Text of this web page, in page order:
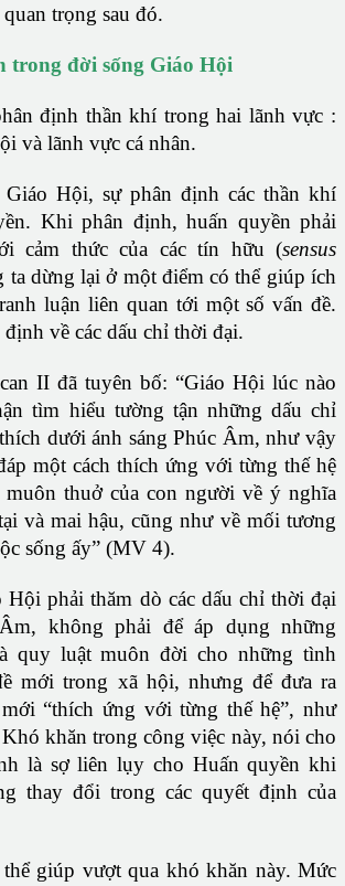
trọng sau đó.
trong đời sống Giáo Hội
định thần khí trong hai lãnh vực :
và lãnh vực cá nhân.
Hội, sự phân định các thần khí
Khi phân định, huấn quyền phải
cảm thức của các tín hữu (sensus
ta dừng lại ở một điểm có thể giúp ích
luận liên quan tới một số vấn đề.
về các dấu chỉ thời đại.
II đã tuyên bố: “Giáo Hội lúc nào
tìm hiểu tường tận những dấu chỉ
dưới ánh sáng Phúc Âm, như vậy
một cách thích ứng với từng thế hệ
muôn thuở của con người về ý nghĩa
và mai hậu, cũng như về mối tương
sống ấy” (MV 4).
Hội phải thăm dò các dấu chỉ thời đại
không phải để áp dụng những
quy luật muôn đời cho những tình
mới trong xã hội, nhưng để đưa ra
“thích ứng với từng thế hệ”, như
khăn trong công việc này, nói cho
là sợ liên lụy cho Huấn quyền khi
thay đổi trong các quyết định của
giúp vượt qua khó khăn này. Mức